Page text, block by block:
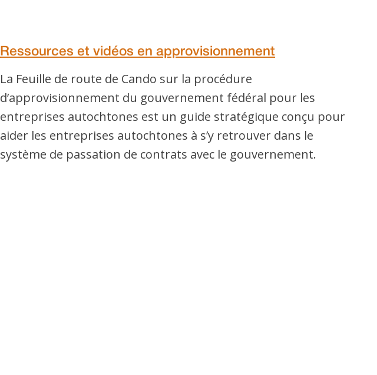
Ressources et vidéos en approvisionnement
La Feuille de route de Cando sur la procédure
d’approvisionnement du gouvernement fédéral pour les
entreprises autochtones est un guide stratégique conçu pour
aider les entreprises autochtones à s’y retrouver dans le
système de passation de contrats avec le gouvernement.